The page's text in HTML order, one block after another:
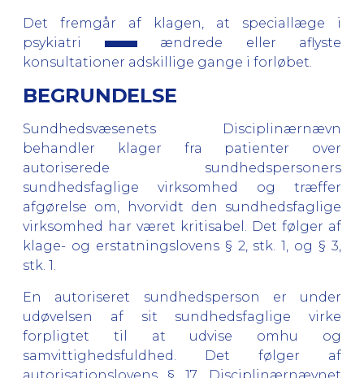
Det fremgår af klagen, at speciallæge i
psykiatri
ændrede eller aflyste
konsultationer adskillige gange i forløbet.
BEGRUNDELSE
Sundhedsvæsenets Disciplinærnævn
behandler klager fra patienter over
autoriserede sundhedspersoners
sundhedsfaglige virksomhed og træffer
afgørelse om, hvorvidt den sundhedsfaglige
virksomhed har været kritisabel. Det følger af
klage- og erstatningslovens § 2, stk. 1, og § 3,
stk. 1.
En autoriseret sundhedsperson er under
udøvelsen af sit sundhedsfaglige virke
forpligtet til at udvise omhu og
samvittighedsfuldhed. Det følger af